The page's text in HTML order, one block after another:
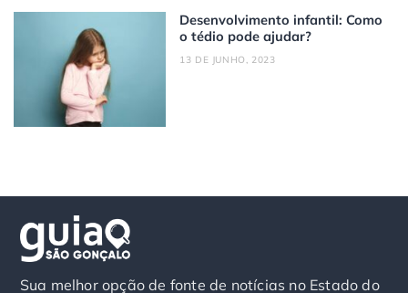
Desenvolvimento infantil: Como
o tédio pode ajudar?
13 DE JUNHO, 2023
Sua melhor opção de fonte de notícias no Estado do